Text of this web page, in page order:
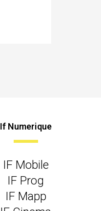
If Numerique
IF Mobile
IF Prog
IF Mapp